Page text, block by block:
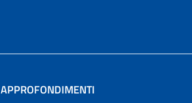
APPROFONDIMENTI